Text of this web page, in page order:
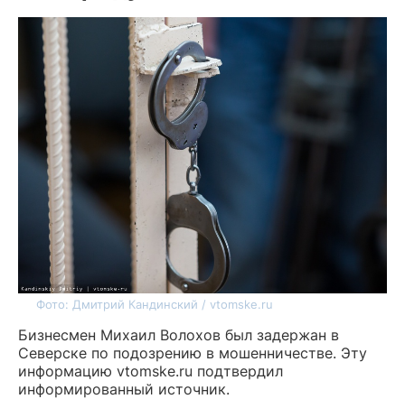
Фото: Дмитрий Кандинский / vtomske.ru
Бизнесмен Михаил Волохов был задержан в
Северске по подозрению в мошенничестве. Эту
информацию vtomske.ru подтвердил
информированный источник.